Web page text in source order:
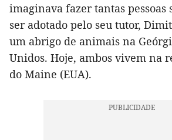
imaginava fazer tantas pessoas
ser adotado pelo seu tutor,
um abrigo de animais na
Unidos. Hoje, ambos vivem na
do Maine (EUA).